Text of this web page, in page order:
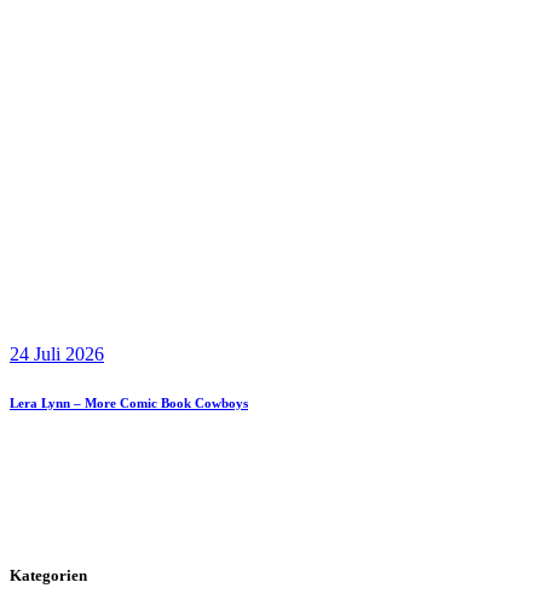
24 Juli 2026
Lera Lynn – More Comic Book Cowboys
Kategorien